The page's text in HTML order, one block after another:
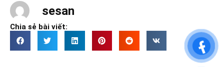
sesan
Chia sẻ bài viết: